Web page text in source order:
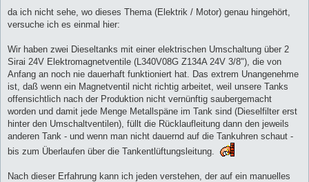
a
da ich nicht sehe, wo dieses Thema (Elektrik / Motor) genau hingehört,
versuche ich es einmal hier:
Wir haben zwei Dieseltanks mit einer elektrischen Umschaltung über 2
Sirai 24V Elektromagnetventile (L340V08G Z134A 24V 3/8"), die von
Anfang an noch nie dauerhaft funktioniert hat. Das extrem Unangenehme
ist, daß wenn ein Magnetventil nicht richtig arbeitet, weil unsere Tanks
offensichtlich nach der Produktion nicht vernünftig saubergemacht
worden und damit jede Menge Metallspäne im Tank sind (Dieselfilter erst
hinter den Umschaltventilen), füllt die Rücklaufleitung dann den jeweils
anderen Tank - und wenn man nicht dauernd auf die Tankuhren schaut -
bis zum Überlaufen über die Tankentlüftungsleitung.
Nach dieser Erfahrung kann ich jeden verstehen, der auf ein manuelles